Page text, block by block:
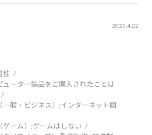
2023.4.22
性
ーター製品をご購入されたことは
一般・ビジネス）:インターネット閲
ゲーム）:ゲームはしない